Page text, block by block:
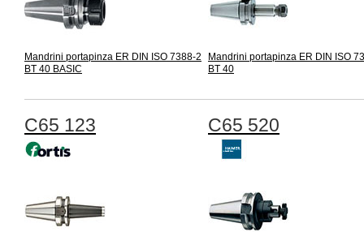
Mandrini portapinza ER DIN ISO 7388-2
BT 40 BASIC
Mandrini portapinza ER DIN ISO
BT 40
C65 123 C65 520